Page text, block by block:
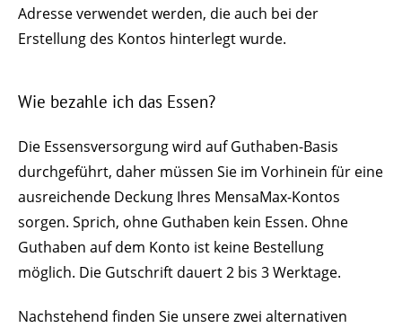
Adresse verwendet werden, die auch bei der
Erstellung des Kontos hinterlegt wurde.
Wie bezahle ich das Essen?
Die Essensversorgung wird auf Guthaben-Basis
durchgeführt, daher müssen Sie im Vorhinein für eine
ausreichende Deckung Ihres MensaMax-Kontos
sorgen. Sprich, ohne Guthaben kein Essen. Ohne
Guthaben auf dem Konto ist keine Bestellung
möglich. Die Gutschrift dauert 2 bis 3 Werktage.
Nachstehend finden Sie unsere zwei alternativen